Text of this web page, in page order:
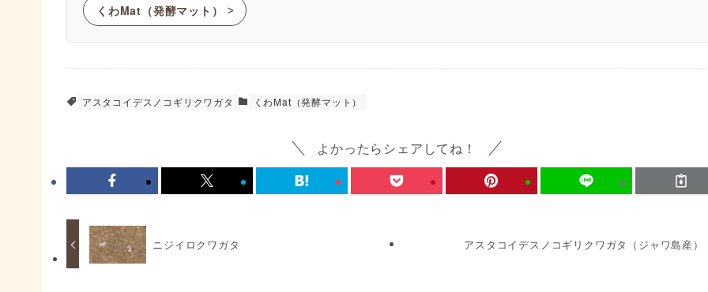
くわMat（発酵マット） ᐳ
アスタコイデスノコギリクワガタ くわMat（発酵マット）
よかったらシェアしてね！
ニジイロクワガタ アスタコイデスノコギリクワガタ（ジャワ島産）